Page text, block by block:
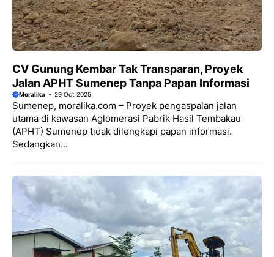
CV Gunung Kembar Tak Transparan, Proyek
Jalan APHT Sumenep Tanpa Papan Informasi
Moralika 29 Oct 2025
Sumenep, moralika.com – Proyek pengaspalan jalan
utama di kawasan Aglomerasi Pabrik Hasil Tembakau
(APHT) Sumenep tidak dilengkapi papan informasi.
Sedangkan...